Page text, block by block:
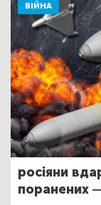
ВІЙНА
росіяни
поранених